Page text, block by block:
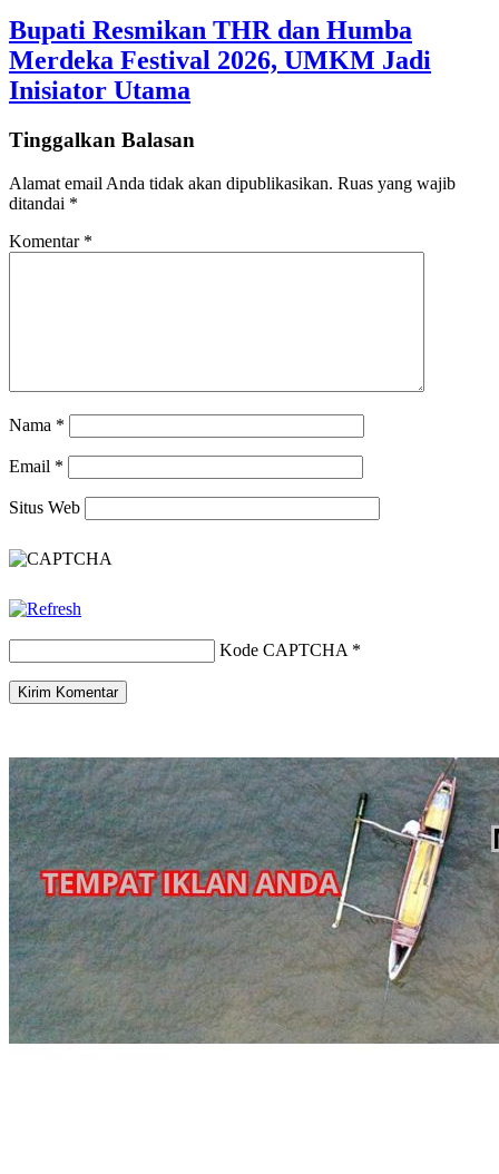
Bupati Resmikan THR dan Humba
Merdeka Festival 2026, UMKM Jadi
Inisiator Utama
Tinggalkan Balasan
Alamat email Anda tidak akan dipublikasikan. Ruas yang wajib
ditandai *
Komentar *
Nama *
Email *
Situs Web
Kode CAPTCHA *